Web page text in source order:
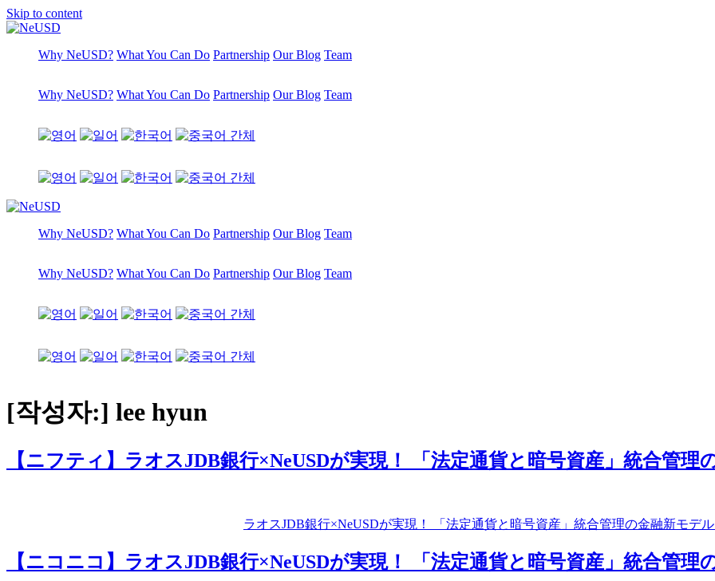
Skip to content
Why NeUSD? What You Can Do Partnership Our Blog Team
Why NeUSD? What You Can Do Partnership Our Blog Team
Why NeUSD? What You Can Do Partnership Our Blog Team
Why NeUSD? What You Can Do Partnership Our Blog Team
[작성자:] lee hyun
【ニフティ】ラオスJDB銀行×NeUSDが実現！ 「法定通貨と暗号資産」統合管理
ラオスJDB銀行×NeUSDが実現！ 「法定通貨と暗号資産」統合管理の金融新モデ
【ニコニコ】ラオスJDB銀行×NeUSDが実現！ 「法定通貨と暗号資産」統合管理